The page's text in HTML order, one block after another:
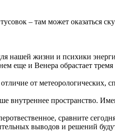
– там может оказаться
нашей жизни и психики
еще и Венера обрастает тремя
от метеорологических,
внутреннее пространство.
сравните
выводов и решений